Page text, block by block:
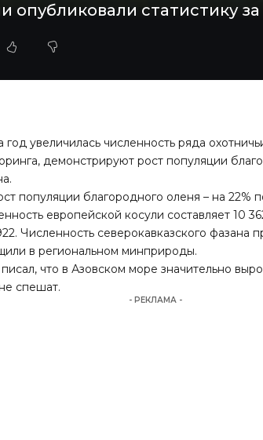
статистику за
год увеличилась численность ряда
демонстрируют рост популяции
популяции благородного оленя – на
европейской косули составляет 10
Численность северокавказского фазана
в региональном минприроды.
писал, что в Азовском море значительно
спешат.
- РЕКЛАМА -